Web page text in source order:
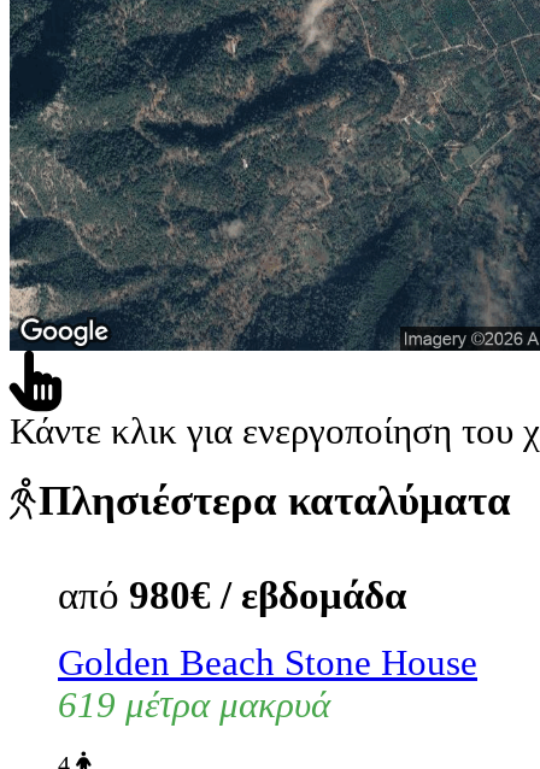
Κάντε κλικ για ενεργοποίηση του
Πλησιέστερα καταλύματα
από 980€ / εβδομάδα
Golden Beach Stone House
619 μέτρα μακρυά
4